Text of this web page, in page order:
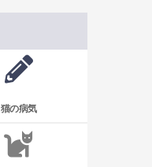
猫の病気